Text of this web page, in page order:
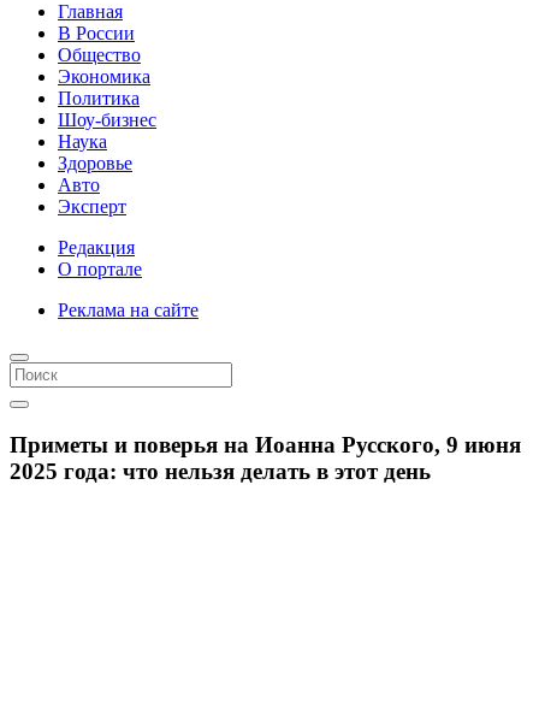
Главная
В России
Общество
Экономика
Политика
Шоу-бизнес
Наука
Здоровье
Авто
Эксперт
Редакция
О портале
Реклама на сайте
Приметы и поверья на Иоанна Русского, 9 июня
2025 года: что нельзя делать в этот день